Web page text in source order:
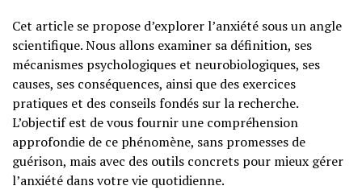
Cet article se propose d’explorer l’anxiété sous un angle
scientifique. Nous allons examiner sa définition, ses
mécanismes psychologiques et neurobiologiques, ses
causes, ses conséquences, ainsi que des exercices
pratiques et des conseils fondés sur la recherche.
L’objectif est de vous fournir une compréhension
approfondie de ce phénomène, sans promesses de
guérison, mais avec des outils concrets pour mieux gérer
l’anxiété dans votre vie quotidienne.